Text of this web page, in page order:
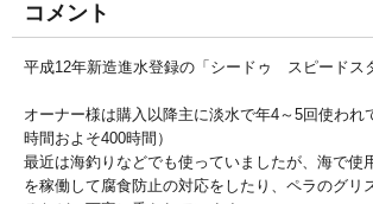
コメント
平成12年新造進水登録の「シードゥ スピードス
オーナー様は購入以降主に淡水で年4～5回使われ
時間およそ400時間）
最近は海釣りなどでも使っていましたが、海で使
を稼働して腐食防止の対応をしたり、ペラのグリ